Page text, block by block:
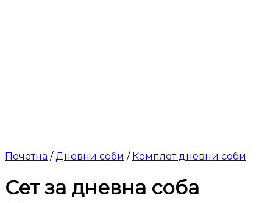
Почетна / Дневни соби / Комплет дневни соби
Сет за дневна соба